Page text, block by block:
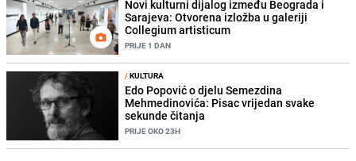
Novi kulturni dijalog između Beograda i
Sarajeva: Otvorena izložba u galeriji
Collegium artisticum
PRIJE 1 DAN
/KULTURA
Edo Popović o djelu Semezdina
Mehmedinovića: Pisac vrijedan svake
sekunde čitanja
PRIJE OKO 23H